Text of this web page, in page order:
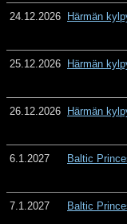
24.12.2026 Härmän
25.12.2026 Härmän
26.12.2026 Härmän
6.1.2027 Baltic
7.1.2027 Baltic